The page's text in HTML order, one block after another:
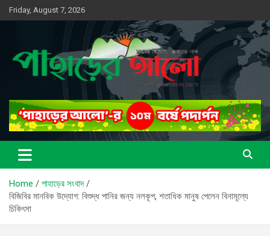
Skip
to
Friday, August 7, 2026
পাহাড়ের আলো
সত্যের সন্ধানে, পাহাড়ের পথে
Home
পাহাড়ের সংবাদ
বিজিবির মানবিক উদ্যোগ: বিশুদ্ধ পানির জন্য নলকূপ, শতাধিক মানুষ পেলেন বিনামূল্যে
চিকিৎসা